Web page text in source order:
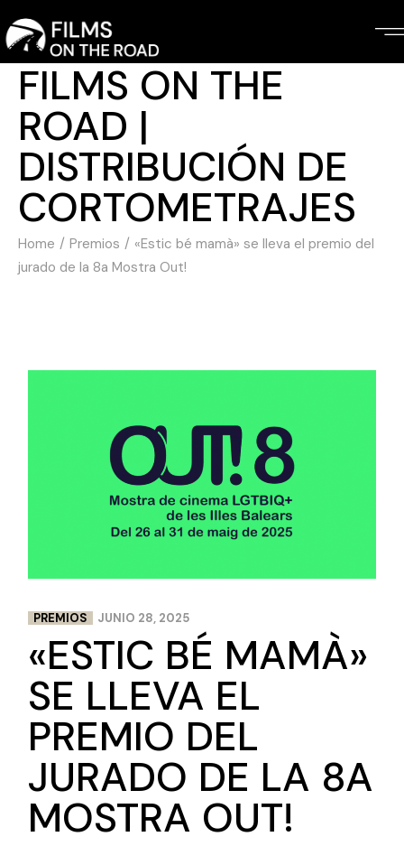
FILMS ON THE
ROAD |
DISTRIBUCIÓN DE
CORTOMETRAJES
Home Premios
«Estic bé mamà» se lleva el premio del
jurado de la 8a Mostra Out!
PREMIOS JUNIO 28, 2025
«ESTIC BÉ MAMÀ»
SE LLEVA EL
PREMIO DEL
JURADO DE LA 8A
MOSTRA OUT!